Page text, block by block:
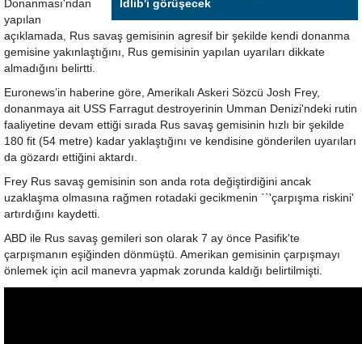
İdlib'i görüşecek
Donanması'ndan
yapılan
açıklamada, Rus savaş gemisinin agresif bir şekilde kendi donanma
gemisine yakınlaştığını, Rus gemisinin yapılan uyarıları dikkate
almadığını belirtti.
Euronews’in haberine göre, Amerikalı Askeri Sözcü Josh Frey,
donanmaya ait USS Farragut destroyerinin Umman Denizi'ndeki rutin
faaliyetine devam ettiği sırada Rus savaş gemisinin hızlı bir şekilde
180 fit (54 metre) kadar yaklaştığını ve kendisine gönderilen uyarıları
da gözardı ettiğini aktardı.
Frey Rus savaş gemisinin son anda rota değiştirdiğini ancak
uzaklaşma olmasına rağmen rotadaki gecikmenin ``'çarpışma riskini'
artırdığını kaydetti.
ABD ile Rus savaş gemileri son olarak 7 ay önce Pasifik'te
çarpışmanın eşiğinden dönmüştü. Amerikan gemisinin çarpışmayı
önlemek için acil manevra yapmak zorunda kaldığı belirtilmişti.